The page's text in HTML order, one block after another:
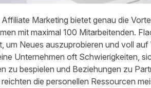
Marketing bietet genau die
mit maximal 100 Mitarbeitenden.
um Neues auszuprobieren und voll
Unternehmen oft Schwierigkeiten,
zu bespielen und Beziehungen zu
die personellen Ressourcen